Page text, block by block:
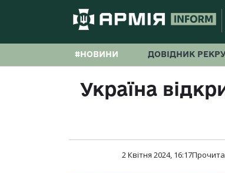
#НОВИНИ ДОВІДНИК
Україна
2 Квітня 2024, 16:17